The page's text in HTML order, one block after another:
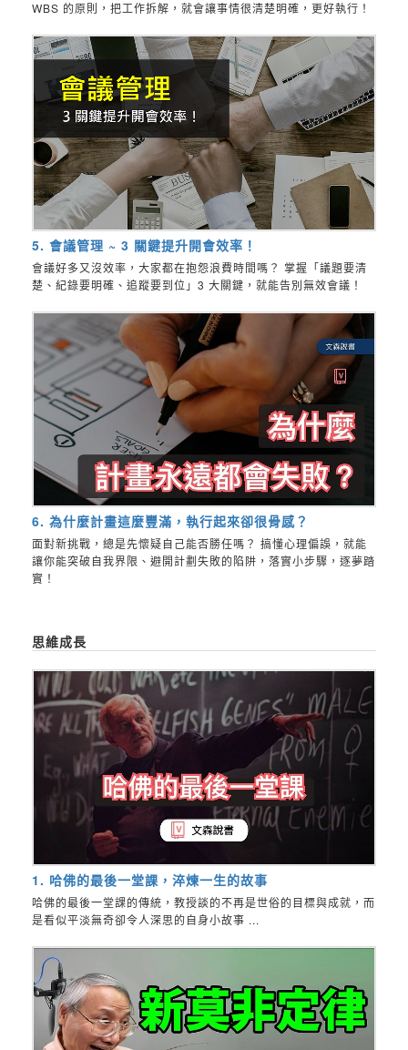
WBS 的原則，把工作拆解，就會讓事情很清楚明確，更好執行！
5. 會議管理 ~ 3 關鍵提升開會效率！
會議好多又沒效率，大家都在抱怨浪費時間嗎？ 掌握「議題要清
楚、紀錄要明確、追蹤要到位」3 大關鍵，就能告別無效會議！
6. 為什麼計畫這麼豐滿，執行起來卻很骨感？
面對新挑戰，總是先懷疑自己能否勝任嗎？ 搞懂心理偏誤，就能
讓你能突破自我界限、避開計劃失敗的陷阱，落實小步驟，逐夢踏
實！
思維成長
1. 哈佛的最後一堂課，淬煉一生的故事
哈佛的最後一堂課的傳統，教授談的不再是世俗的目標與成就，而
是看似平淡無奇卻令人深思的自身小故事 ...